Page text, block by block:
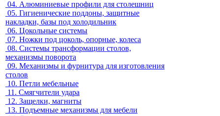
04. Алюминиевые профили для столешниц
05. Гигиенические поддоны, защитные
накладки, базы под холодильник
06. Цокольные системы
07. Ножки под цоколь, опорные, колеса
08. Системы трансформации столов,
механизмы поворота
09. Механизмы и фурнитура для изготовления
столов
10. Петли мебельные
11. Смягчители удара
12. Защелки, магниты
13. Подъемные механизмы для мебели